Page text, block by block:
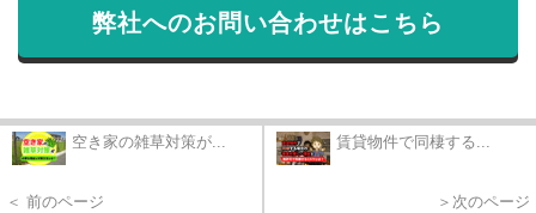
弊社へのお問い合わせはこちら
空き家の雑草対策が...
＜ 前のページ
賃貸物件で同棲する...
＞次のページ